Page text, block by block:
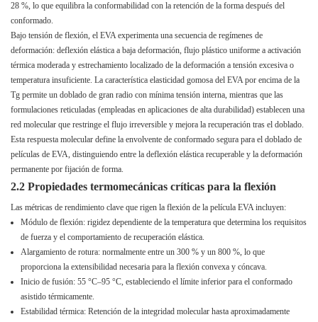
28 %, lo que equilibra la conformabilidad con la retención de la forma después del
conformado.
Bajo tensión de flexión, el EVA experimenta una secuencia de regímenes de
deformación: deflexión elástica a baja deformación, flujo plástico uniforme a activación
térmica moderada y estrechamiento localizado de la deformación a tensión excesiva o
temperatura insuficiente. La característica elasticidad gomosa del EVA por encima de la
Tg permite un doblado de gran radio con mínima tensión interna, mientras que las
formulaciones reticuladas (empleadas en aplicaciones de alta durabilidad) establecen una
red molecular que restringe el flujo irreversible y mejora la recuperación tras el doblado.
Esta respuesta molecular define la envolvente de conformado segura para el doblado de
películas de EVA, distinguiendo entre la deflexión elástica recuperable y la deformación
permanente por fijación de forma.
2.2 Propiedades termomecánicas críticas para la flexión
Las métricas de rendimiento clave que rigen la flexión de la película EVA incluyen:
Módulo de flexión: rigidez dependiente de la temperatura que determina los requisitos
de fuerza y ​​el comportamiento de recuperación elástica.
Alargamiento de rotura: normalmente entre un 300 % y un 800 %, lo que
proporciona la extensibilidad necesaria para la flexión convexa y cóncava.
Inicio de fusión: 55 °C–95 °C, estableciendo el límite inferior para el conformado
asistido térmicamente.
Estabilidad térmica: Retención de la integridad molecular hasta aproximadamente